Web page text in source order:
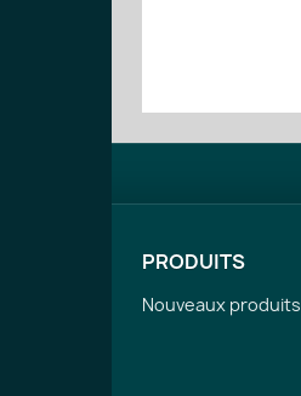
PRODUITS
Nouveaux produits